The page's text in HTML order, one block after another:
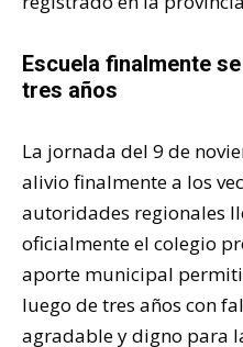
Escuela finalmente
tres años
La jornada del 9 de
alivio finalmente a los
autoridades regionales
oficialmente el colegio
aporte municipal
luego de tres años con
agradable y digno para